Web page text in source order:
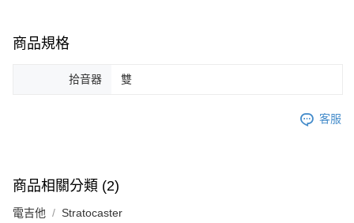
商品規格
拾音器 雙
客服
商品相關分類 (2)
電吉他 Stratocaster